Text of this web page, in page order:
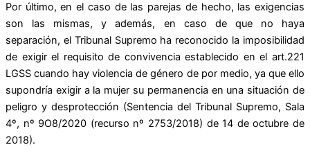
Por último, en el caso de las parejas de hecho, las exigencias
son las mismas, y además, en caso de que no haya
separación, el Tribunal Supremo ha reconocido la imposibilidad
de exigir el requisito de convivencia establecido en el art.221
LGSS cuando hay violencia de género de por medio, ya que ello
supondría exigir a la mujer su permanencia en una situación de
peligro y desprotección (Sentencia del Tribunal Supremo, Sala
4º, nº 9O8/2020 (recurso nº 2753/2018) de 14 de octubre de
2018).